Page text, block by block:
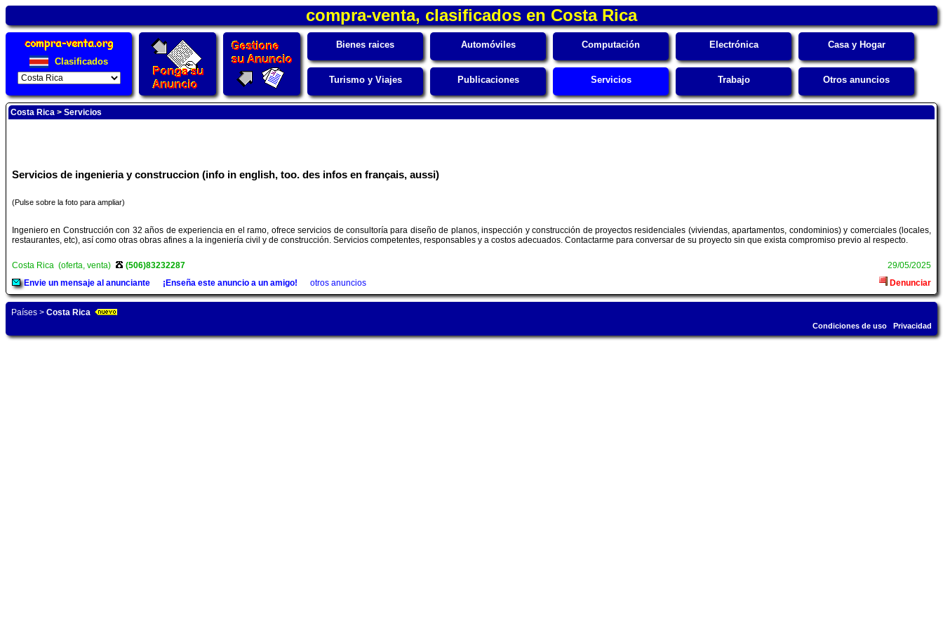
compra-venta, clasificados en Costa Rica
Clasificados
Bienes raices Automóviles Computación Electrónica Casa y Hogar
Turismo y Viajes Publicaciones Servicios Trabajo Otros anuncios
Costa Rica > Servicios
Servicios de ingenieria y construccion (info in english, too. des infos en français, aussi)
(Pulse sobre la foto para ampliar)
Ingeniero en Construcción con 32 años de experiencia en el ramo, ofrece servicios de consultoría para diseño de planos, inspección y construcción de proyectos residenciales (viviendas, apartamentos, condominios) y comerciales (locales,
restaurantes, etc), así como otras obras afines a la ingeniería civil y de construcción. Servicios competentes, responsables y a costos adecuados. Contactarme para conversar de su proyecto sin que exista compromiso previo al respecto.
Costa Rica (oferta, venta) (506)83232287
29/05/2025
Envie un mensaje al anunciante
¡Enseña este anuncio a un amigo! otros anuncios Denunciar
Países > Costa Rica
Condiciones de uso Privacidad